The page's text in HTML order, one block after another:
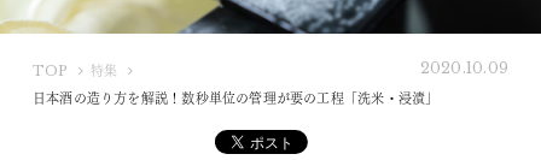
TOP
U
特集
日本酒の造り方を解説！数秒単位の管理が要の工程「洗米・浸漬」
2020.10.09